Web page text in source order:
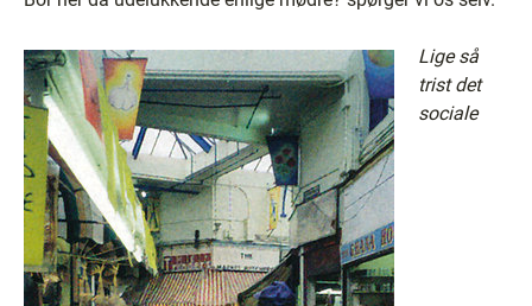
Lige så
trist det
sociale